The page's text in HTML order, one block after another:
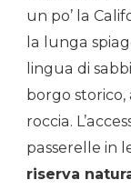
un po’ la
la lunga
lingua di
borgo
roccia.
passerelle in
riserva